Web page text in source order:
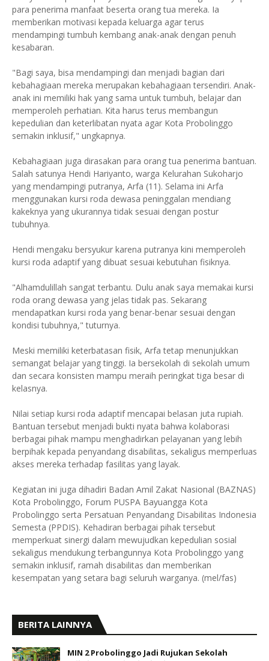
para penerima manfaat beserta orang tua mereka. Ia
memberikan motivasi kepada keluarga agar terus
mendampingi tumbuh kembang anak-anak dengan penuh
kesabaran.
"Bagi saya, bisa mendampingi dan menjadi bagian dari
kebahagiaan mereka merupakan kebahagiaan tersendiri. Anak-
anak ini memiliki hak yang sama untuk tumbuh, belajar dan
memperoleh perhatian. Kita harus terus membangun
kepedulian dan keterlibatan nyata agar Kota Probolinggo
semakin inklusif," ungkapnya.
Kebahagiaan juga dirasakan para orang tua penerima bantuan.
Salah satunya Hendi Hariyanto, warga Kelurahan Sukoharjo
yang mendampingi putranya, Arfa (11). Selama ini Arfa
menggunakan kursi roda dewasa peninggalan mendiang
kakeknya yang ukurannya tidak sesuai dengan postur
tubuhnya.
Hendi mengaku bersyukur karena putranya kini memperoleh
kursi roda adaptif yang dibuat sesuai kebutuhan fisiknya.
"Alhamdulillah sangat terbantu. Dulu anak saya memakai kursi
roda orang dewasa yang jelas tidak pas. Sekarang
mendapatkan kursi roda yang benar-benar sesuai dengan
kondisi tubuhnya," tuturnya.
Meski memiliki keterbatasan fisik, Arfa tetap menunjukkan
semangat belajar yang tinggi. Ia bersekolah di sekolah umum
dan secara konsisten mampu meraih peringkat tiga besar di
kelasnya.
Nilai setiap kursi roda adaptif mencapai belasan juta rupiah.
Bantuan tersebut menjadi bukti nyata bahwa kolaborasi
berbagai pihak mampu menghadirkan pelayanan yang lebih
berpihak kepada penyandang disabilitas, sekaligus memperluas
akses mereka terhadap fasilitas yang layak.
Kegiatan ini juga dihadiri Badan Amil Zakat Nasional (BAZNAS)
Kota Probolinggo, Forum PUSPA Bayuangga Kota
Probolinggo serta Persatuan Penyandang Disabilitas Indonesia
Semesta (PPDIS). Kehadiran berbagai pihak tersebut
memperkuat sinergi dalam mewujudkan kepedulian sosial
sekaligus mendukung terbangunnya Kota Probolinggo yang
semakin inklusif, ramah disabilitas dan memberikan
kesempatan yang setara bagi seluruh warganya. (mel/fas)
BERITA LAINNYA
MIN 2 Probolinggo Jadi Rujukan Sekolah